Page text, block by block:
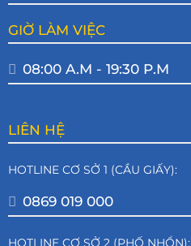
GIỜ LÀM VIỆC
08:00 A.M - 19:30 P.M
LIÊN HỆ
HOTLINE CƠ SỞ 1 (CẦU GIẤY):
0869 019 000
HOTLINE CƠ SỞ 2 (PHỐ NHỔN):